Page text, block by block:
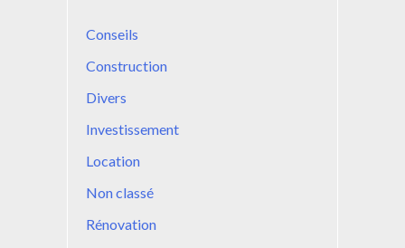
Conseils
Construction
Divers
Investissement
Location
Non classé
Rénovation